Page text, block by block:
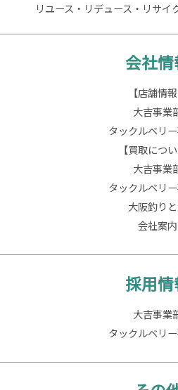
リユース・リデュース・リサ
会社
【店舗情報
大吉事業
タックルベリ
【買取につい
大吉事業
タックルベリ
大阪釣り
会社案内
採用
大吉事業
タックルベリ